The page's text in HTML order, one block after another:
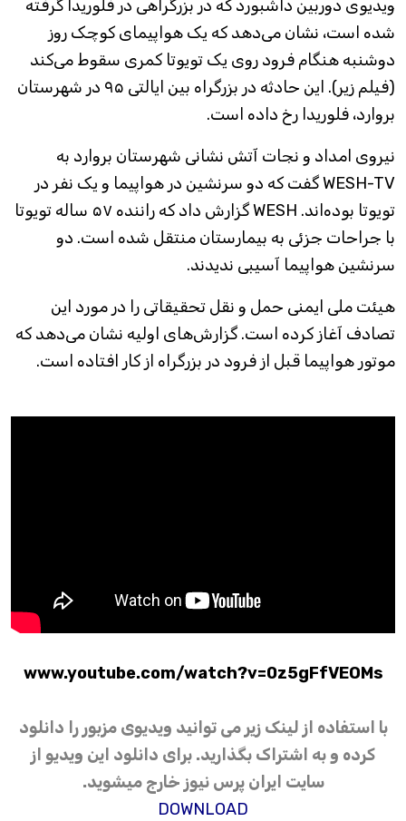
ویدیوی دوربین داشبورد که در بزرگراهی در فلوریدا گرفته
شده است، نشان می‌دهد که یک هواپیمای کوچک روز
دوشنبه هنگام فرود روی یک تویوتا کمری سقوط می‌کند
(فیلم زیر). این حادثه در بزرگراه بین ایالتی ۹۵ در شهرستان
بروارد، فلوریدا رخ داده است.
نیروی امداد و نجات آتش نشانی شهرستان بروارد به
WESH-TV گفت که دو سرنشین در هواپیما و یک نفر در
تویوتا بوده‌اند. WESH گزارش داد که راننده ۵۷ ساله تویوتا
با جراحات جزئی به بیمارستان منتقل شده است. دو
سرنشین هواپیما آسیبی ندیدند.
هیئت ملی ایمنی حمل و نقل تحقیقاتی را در مورد این
تصادف آغاز کرده است. گزارش‌های اولیه نشان می‌دهد که
موتور هواپیما قبل از فرود در بزرگراه از کار افتاده است.
www.youtube.com/watch?v=0z5gFfVEOMs
با استفاده از لینک زیر می توانید ویدیوی مزبور را دانلود
کرده و به اشتراک بگذارید. برای دانلود این ویدیو از
سایت ایران پرس نیوز خارج میشوید.
DOWNLOAD